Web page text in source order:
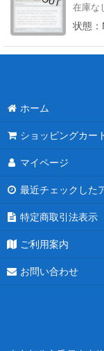
在庫な
状態：
ホーム
ショッピングカー
マイページ
最近チェックした
特定商取引法表示
ご利用案内
お問い合わせ